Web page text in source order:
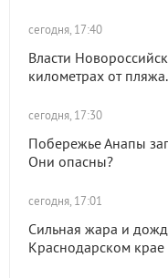
сегодня, 17:40
Власти
километрах от
сегодня, 17:30
Побережье Анапы
Они опасны?
сегодня, 17:01
Сильная жара и
Краснодарском